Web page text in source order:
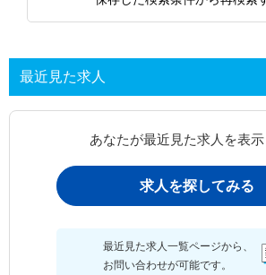
最近見た求人
あなたが最近見た求人を表
求人を探してみる
最近見た求人一覧ページから、
お問い合わせが可能です。